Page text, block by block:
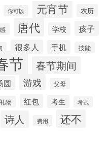
你可以 元宵节 农历
唐代 学校 孩子
很多人 手机 技能
节 春节期间
圆 游戏 父母
礼物 红包 考生 考试
诗人 费用 还不